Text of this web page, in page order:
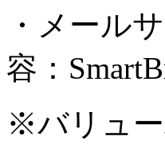
・メール
容：
※バリュ